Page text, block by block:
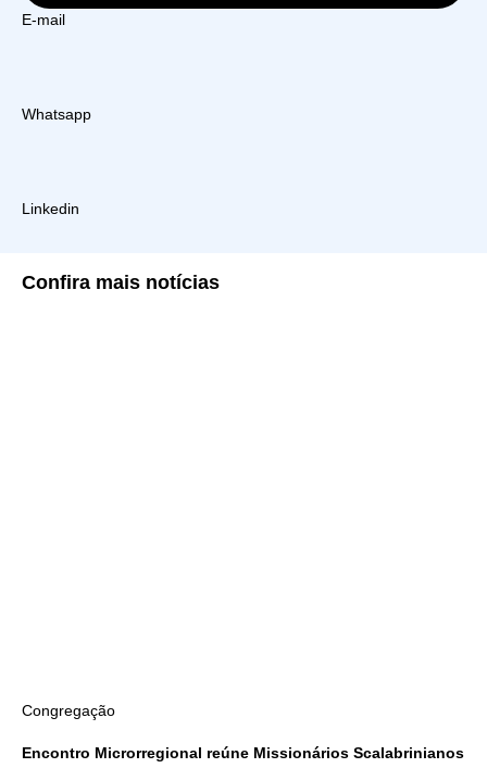
E-mail
Whatsapp
Linkedin
Confira mais notícias
Congregação
Encontro Microrregional reúne Missionários Scalabrinianos